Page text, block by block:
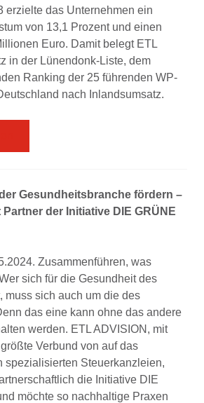
erzielte das Unternehmen ein
von 13,1 Prozent und einen
Euro. Damit belegt ETL
in der Lünendonk-Liste, dem
Ranking der 25 führenden WP-
nach Inlandsumsatz.
Gesundheitsbranche fördern –
Partner der Initiative DIE GRÜNE
Zusammenführen, was
sich für die Gesundheit des
muss sich auch um die des
das eine kann ohne das andere
werden. ETL ADVISION, mit
Verbund von auf das
spezialisierten Steuerkanzleien,
die Initiative DIE
möchte so nachhaltige Praxen